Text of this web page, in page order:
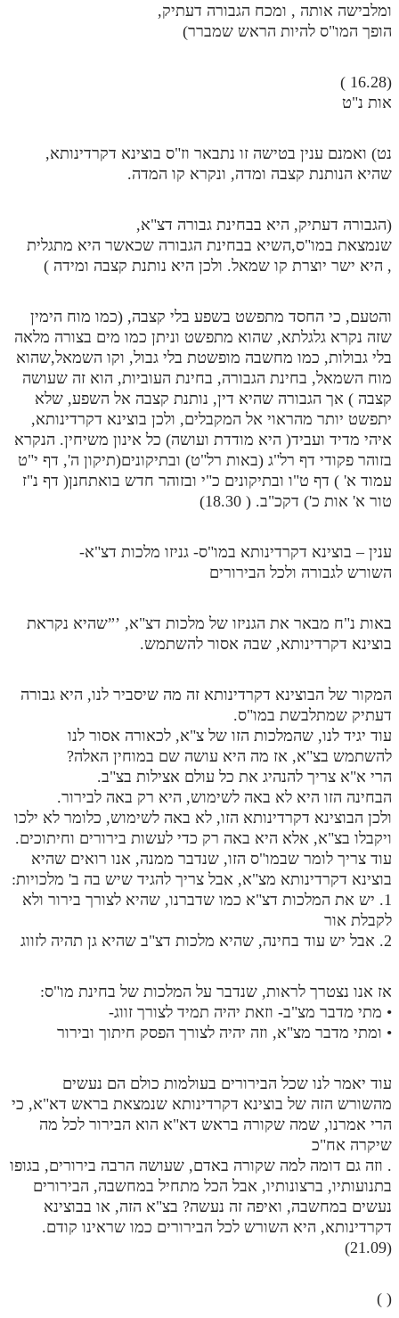
ומלבישה אותה , ומכח הגבורה דעתיק,
הופך המו"ס להיות הראש שמברר)
(16.28 )
אות נ"ט
נט) ואמנם ענין בטישה זו נתבאר וז"ס בוצינא דקרדינותא,
שהיא הנותנת קצבה ומדה, ונקרא קו המדה.
(הגבורה דעתיק, היא בבחינת גבורה דצ"א,
שנמצאת במו"ס,השיא בבחינת הגבורה שכאשר היא מתגלית
, היא ישר יוצרת קו שמאל. ולכן היא נותנת קצבה ומידה )
והטעם, כי החסד מתפשט בשפע בלי קצבה, (כמו מוח הימין
שזה נקרא גלגלתא, שהוא מתפשט וניתן כמו מים בצורה מלאה
בלי גבולות, כמו מחשבה מופשטת בלי גבול, וקו השמאל,שהוא
מוח השמאל, בחינת הגבורה, בחינת העוביות, הוא זה שעושה
קצבה ) אך הגבורה שהיא דין, נותנת קצבה אל השפע, שלא
יתפשט יותר מהראוי אל המקבלים, ולכן בוצינא דקרדינותא,
איהי מדיד ועביד( היא מודדת ועושה) כל אינון משיחין. הנקרא
בזוהר פקודי דף רל"ג (באות רל"ט) ובתיקונים(תיקון ה', דף י"ט
עמוד א' ) דף ט"ו ובתיקונים כ"י ובזוהר חדש בואתחנן( דף נ"ז
טור א' אות כ') דקכ"ב. ( 18.30)
ענין – בוצינא דקרדינותא במו"ס- גניזו מלכות דצ"א-
השורש לגבורה ולכל הבירורים
באות נ"ח מבאר את הגניזו של מלכות דצ"א, ’”שהיא נקראת
בוצינא דקרדינותא, שבה אסור להשתמש.
המקור של הבוצינא דקרדינותא זה מה שיסביר לנו, היא גבורה
דעתיק שמתלבשת במו"ס.
עוד יגיד לנו, שהמלכות הזו של צ"א, לכאורה אסור לנו
להשתמש בצ"א, אז מה היא עושה שם במוחין האלה?
הרי א"א צריך להנהיג את כל עולם אצילות בצ"ב.
הבחינה הזו היא לא באה לשימוש, היא רק באה לבירור.
ולכן הבוצינא דקרדינותא הזו, לא באה לשימוש, כלומר לא ילכו
ויקבלו בצ"א, אלא היא באה רק כדי לעשות בירורים וחיתוכים.
עוד צריך לומר שבמו"ס הזו, שנדבר ממנה, אנו רואים שהיא
בוצינא דקרדינותא מצ"א, אבל צריך להגיד שיש בה ב' מלכויות:
1. יש את המלכות דצ"א כמו שדברנו, שהיא לצורך בירור ולא
לקבלת אור
2. אבל יש עוד בחינה, שהיא מלכות דצ"ב שהיא גן תהיה לזווג
אז אנו נצטרך לראות, שנדבר על המלכות של בחינת מו"ס:
• מתי מדבר מצ"ב- וזאת יהיה תמיד לצורך זווג-
• ומתי מדבר מצ"א, וזה יהיה לצורך הפסק חיתוך ובירור
עוד יאמר לנו שכל הבירורים בעולמות כולם הם נעשים
מהשורש הזה של בוצינא דקרדינותא שנמצאת בראש דא"א, כי
הרי אמרנו, שמה שקורה בראש דא"א הוא הבירור לכל מה
שיקרה אח"כ
. וזה גם דומה למה שקורה באדם, שעושה הרבה בירורים, בגופו
בתנועותיו, ברצונותיו, אבל הכל מתחיל במחשבה, הבירורים
נעשים במחשבה, ואיפה זה נעשה? בצ"א הזה, או בבוצינא
דקרדינותא, היא השורש לכל הבירורים כמו שראינו קודם.
(21.09)
( )